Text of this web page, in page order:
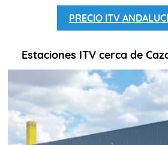
PRECIO ITV
Estaciones ITV cerca de